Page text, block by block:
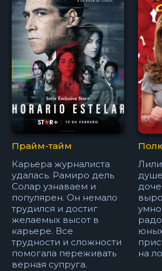
Прайм-тайм
Карьера журналиста
удалась. Рамиро дель
Солар узнаваем и
популярен. Он немало
трудился и достиг
желаемых высот в
карьере. Все
трудности и сложности
помогала переживать
верная супруга.
на